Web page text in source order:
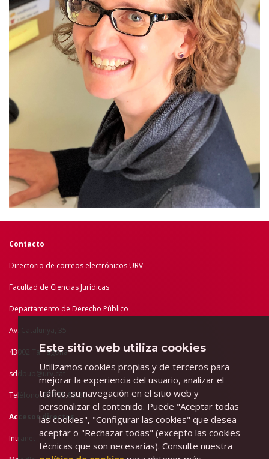
Contacto
Directorio de correos electrónicos URV
Facultad de Ciencias Jurídicas
Departamento de Derecho Público
Av. Catalunya, 35
43002 Tarragona
sddpub@urv.cat
Teléfono: 977 55 83 80
Accesos directos
Intranet
Este sitio web utiliza cookies
Utilizamos cookies propias y de terceros para
mejorar la experiencia del usuario, analizar el
tráfico, su navegación en el sitio web y
personalizar el contenido. Puede "Aceptar todas
las cookies", "Configurar las cookies" que desea
aceptar o "Rechazar todas" (excepto las cookies
técnicas que son necesarias). Consulte nuestra